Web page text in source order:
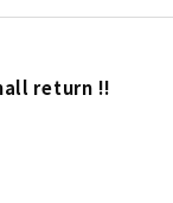
return !!